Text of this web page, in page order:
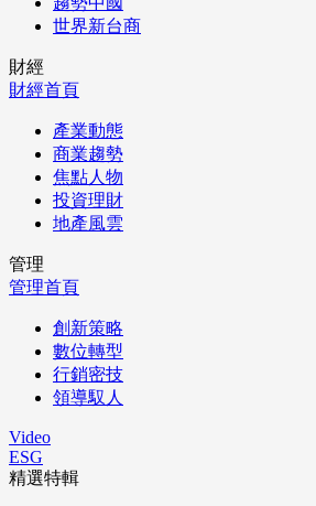
世界新台商
財經
財經首頁
產業動態
商業趨勢
焦點人物
投資理財
地產風雲
管理
管理首頁
創新策略
數位轉型
行銷密技
領導馭人
Video
ESG
精選特輯